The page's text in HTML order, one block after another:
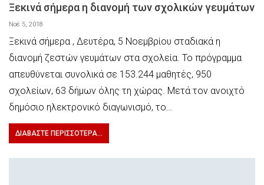
Ξεκινά σήμερα η διανομή των σχολικών γευμάτων
Νοέ 5, 2018
Ξεκινά σήμερα , Δευτέρα, 5 Νοεμβρίου σταδιακά η
διανομή ζεστών γευμάτων στα σχολεία. Το πρόγραμμα
απευθύνεται συνολικά σε 153.244 μαθητές, 950
σχολείων, 63 δήμων όλης τη χώρας. Μετά τον ανοιχτό
δημόσιο ηλεκτρονικό διαγωνισμό, το…
ΔΙΑΒΆΣΤΕ ΠΕΡΙΣΣΌΤΕΡΑ...